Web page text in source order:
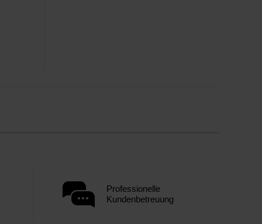
Professionelle
Kundenbetreuung